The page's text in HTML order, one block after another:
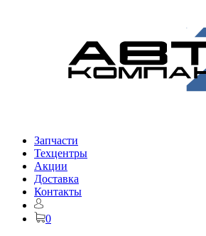
Запчасти
Техцентры
Акции
Доставка
Контакты
0